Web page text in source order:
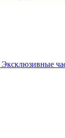
Эксклюзивные